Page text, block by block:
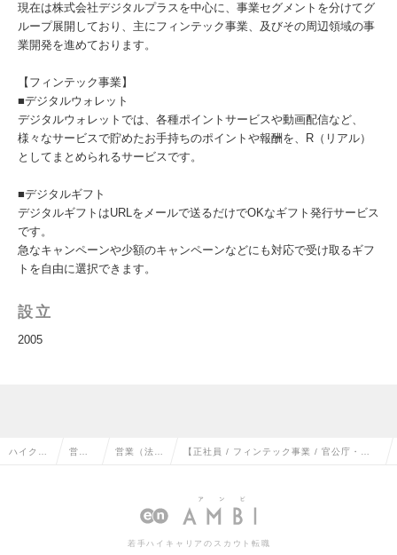
現在は株式会社デジタルプラスを中心に、事業セグメントを分けてグ
ループ展開しており、主にフィンテック事業、及びその周辺領域の事
業開発を進めております。
【フィンテック事業】
■デジタルウォレット
デジタルウォレットでは、各種ポイントサービスや動画配信など、
様々なサービスで貯めたお手持ちのポイントや報酬を、R（リアル）
としてまとめられるサービスです。
■デジタルギフト
デジタルギフトはURLをメールで送るだけでOKなギフト発行サービス
です。
急なキャンペーンや少額のキャンペーンなどにも対応で受け取るギフ
トを自由に選択できます。
設立
2005
ハイクラ 営業 営業（法人 【正社員 / フィンテック事業 / 官公庁・自
の求人情報
若手ハイキャリアのスカウト転職